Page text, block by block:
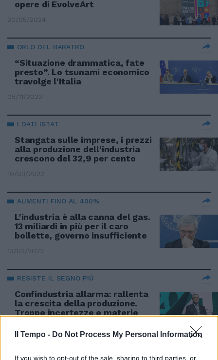
Il Tempo - Do Not Process My Personal Information
If you wish to opt-out of the sale, sharing to third parties, or
opere di EvolveArt
20/05/2024
ORLO DEL BARATRO
“Situazione drammatica, fate
presto”. Lo tsunami economico
travolge l'Italia
05/11/2022
I DATI ISTAT
Stangata sulle imprese, i prezzi
alla produzione dell'industria
crescono del 32,9 per cento
10/03/2022
AUMENTI FINO AL 400%
L'industria è alla canna del gas.
13 miliardi in più per il caro
bollette, governo insufficiente
13/02/2022
RESISTE IL SEGNO PIÙ
Confindustria allarma: rallenta
la crescita della produzione.
Troppe incertezze e materie
05/12/2021